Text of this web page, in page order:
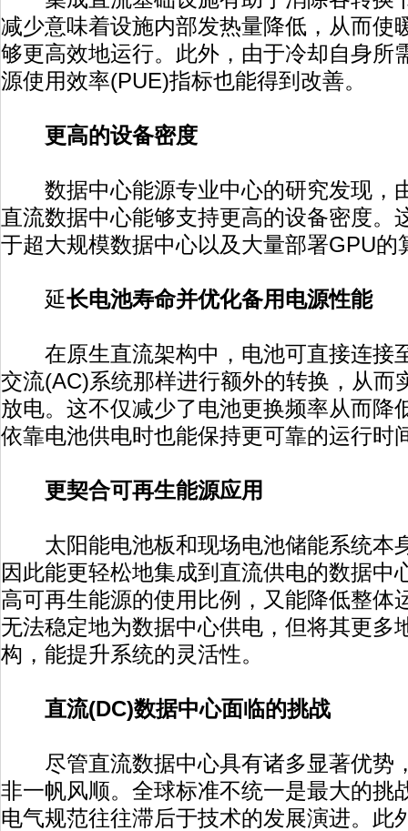
减少意味着设施内部发热量降低，从而使
够更高效地运行。此外，由于冷却自身所
源使用效率(PUE)指标也能得到改善。
更高的设备密度
数据中心能源专业中心的研究发现，
直流数据中心能够支持更高的设备密度。
于超大规模数据中心以及大量部署GPU的
延长电池寿命并优化备用电源性能
在原生直流架构中，电池可直接连接
交流(AC)系统那样进行额外的转换，从而
放电。这不仅减少了电池更换频率从而降
依靠电池供电时也能保持更可靠的运行时
更契合可再生能源应用
太阳能电池板和现场电池储能系统本
因此能更轻松地集成到直流供电的数据中
高可再生能源的使用比例，又能降低整体
无法稳定地为数据中心供电，但将其更多
构，能提升系统的灵活性。
直流(DC)数据中心面临的挑战
尽管直流数据中心具有诸多显著优势
非一帆风顺。全球标准不统一是最大的挑
电气规范往往滞后于技术的发展演进。此